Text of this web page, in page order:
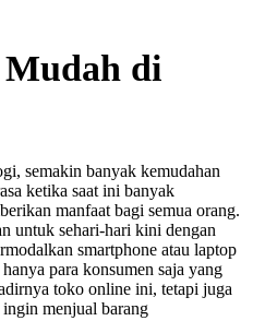
di
semakin banyak kemudahan
ketika saat ini banyak
manfaat bagi semua orang.
untuk sehari-hari kini dengan
smartphone atau laptop
para konsumen saja yang
toko online ini, tetapi juga
menjual barang